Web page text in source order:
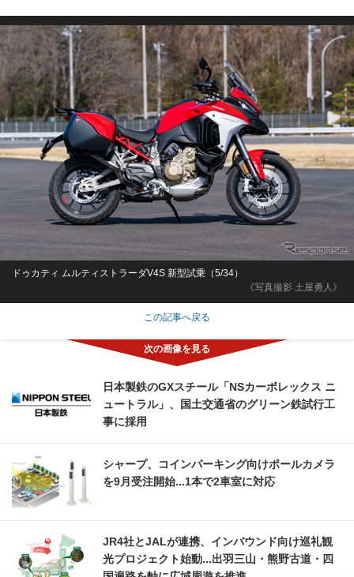
《写真撮影 土屋勇人》
ドゥカティ ムルティストラーダV4S 新型試乗（5/34）
この記事へ戻る
日本製鉄のGXスチール「NSカーボレックス ニ
ュートラル」、国土交通省のグリーン鉄試行工
事に採用
シャープ、コインパーキング向けポールカメラ
を9月受注開始...1本で2車室に対応
JR4社とJALが連携、インバウンド向け巡礼観
光プロジェクト始動...出羽三山・熊野古道・四